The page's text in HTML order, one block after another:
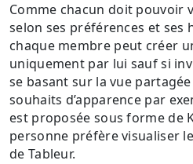
Comme chacun doit pouvoir
selon ses préférences et ses
chaque membre peut créer
uniquement par lui sauf si
se basant sur la vue
souhaits d’apparence par
est proposée sous forme de
personne préfère visualiser
de Tableur.